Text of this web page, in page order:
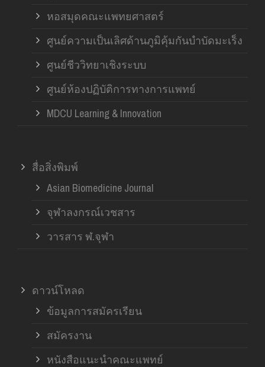
หอสมุดคณะแพทยศาสตร์
ศูนย์ความเป็นเลิศด้านภูมิคุ้มกันบำบัดมะเร็ง
ศูนย์ชีววิทยาเชิงระบบ
ศูนย์ห้องปฏิบัติการทางการแพทย์
MDCU Learning & Innovation
สื่อสิ่งพิมพ์
Asian Biomedicine Journal
จุฬาลงกรณ์เวชสาร
วารสาร ฬ.จุฬา
ดาวน์โหลด
ข้อมูลการสมัครเรียน
สมัครงาน
หนังสือแนะนำคณะแพทย์